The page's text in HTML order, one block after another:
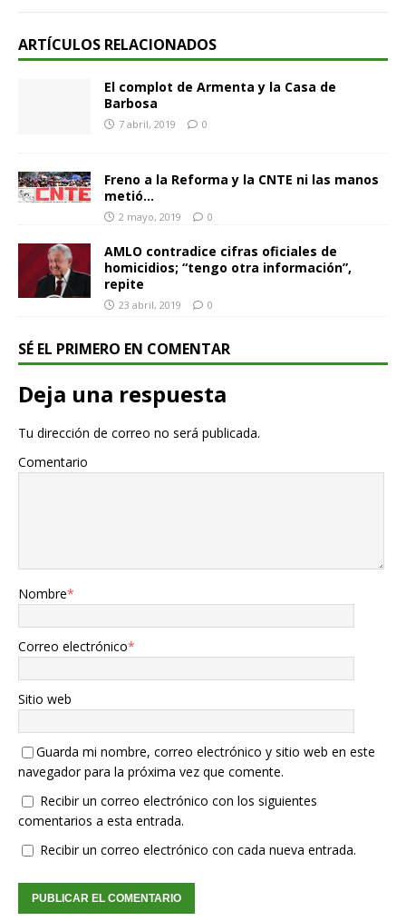
ARTÍCULOS RELACIONADOS
El complot de Armenta y la Casa de
Barbosa
7 abril, 2019 0
Freno a la Reforma y la CNTE ni las manos
metió…
2 mayo, 2019 0
AMLO contradice cifras oficiales de
homicidios; “tengo otra información”,
repite
23 abril, 2019 0
SÉ EL PRIMERO EN COMENTAR
Deja una respuesta
Tu dirección de correo no será publicada.
Comentario
Nombre*
Correo electrónico*
Sitio web
Guarda mi nombre, correo electrónico y sitio web en este
navegador para la próxima vez que comente.
Recibir un correo electrónico con los siguientes
comentarios a esta entrada.
Recibir un correo electrónico con cada nueva entrada.